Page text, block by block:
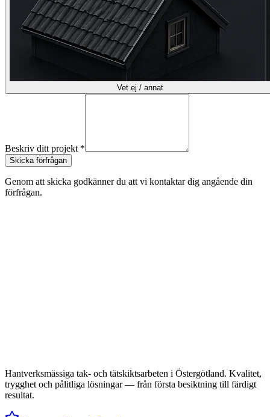
Vet ej / annat
Beskriv ditt projekt *
Skicka förfrågan
Genom att skicka godkänner du att vi kontaktar dig angående din
förfrågan.
Hantverksmässiga tak- och tätskiktsarbeten i Östergötland. Kvalitet,
trygghet och pålitliga lösningar — från första besiktning till färdigt
resultat.